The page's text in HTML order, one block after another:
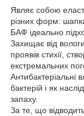
Являє собою
різних форм:
БАФ ідеально
Захищає від
проявів стихії,
екстремальних
Антибактеріальні
бактерій і як
запаху.
За те, що